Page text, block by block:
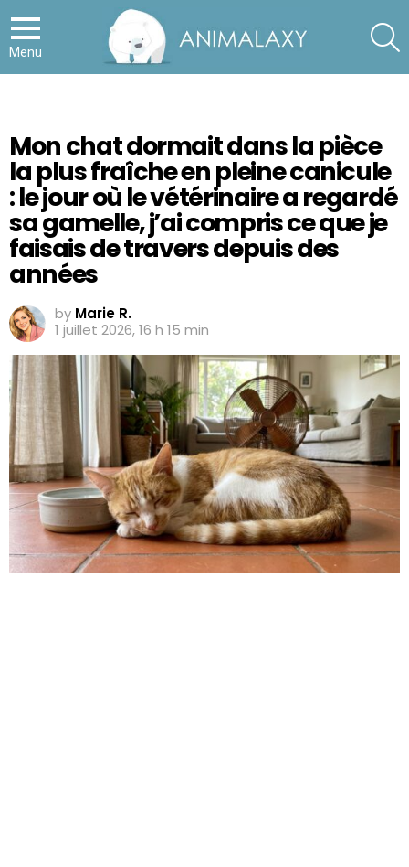
Menu
Mon chat dormait dans la pièce
la plus fraîche en pleine canicule
: le jour où le vétérinaire a regardé
sa gamelle, j’ai compris ce que je
faisais de travers depuis des
années
by Marie R.
1 juillet 2026, 16 h 15 min